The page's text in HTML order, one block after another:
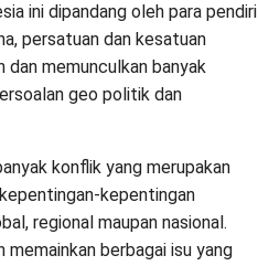
ini dipandang oleh para pendiri
persatuan dan kesatuan
memunculkan banyak
geo politik dan
konflik yang merupakan
kepentingan
regional maupan nasional.
berbagai isu yang